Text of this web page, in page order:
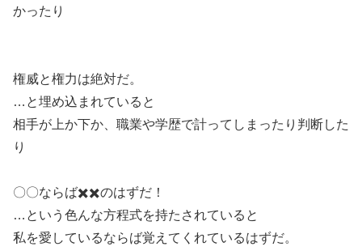
かったり
権威と権力は絶対だ。
…と埋め込まれていると
相手が上か下か、職業や学歴で計ってしまったり判断した
り
〇〇ならば✖️✖️のはずだ！
…という色んな方程式を持たされていると
私を愛しているならば覚えてくれているはずだ。